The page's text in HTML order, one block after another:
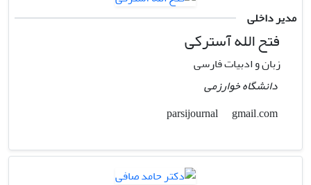
مدیر داخلی
فتح الله آسترکی
زبان و ادبیات فارسی
دانشگاه خوارزمی
gmail.com